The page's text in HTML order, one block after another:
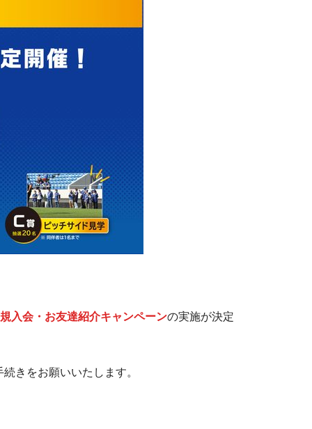
入会・お友達紹介キャンペーンの実施が決定
きをお願いいたします。